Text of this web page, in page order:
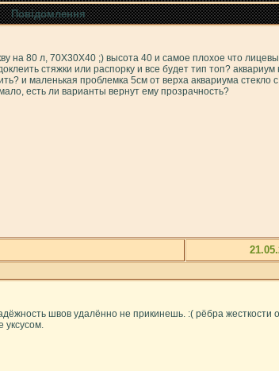
Повідомлення
на 80 л, 70Х30Х40 ;) высота 40 и самое плохое что
стяжки или распорку и все будет тип топ? аквариум
и маленькая проблемка 5см от верха аквариума стекло
есть ли варианты вернут ему прозрачность?
швов удалённо не прикинешь. :( рёбра жесткости
уксусом.